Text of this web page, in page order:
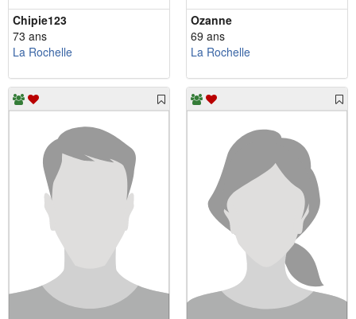
Chipie123
73 ans
La Rochelle
Ozanne
69 ans
La Rochelle